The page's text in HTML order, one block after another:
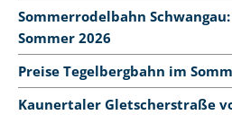
Sommerrodelbahn
Sommer 2026
Preise Tegelbergbahn im
Kaunertaler Gletscherstraße